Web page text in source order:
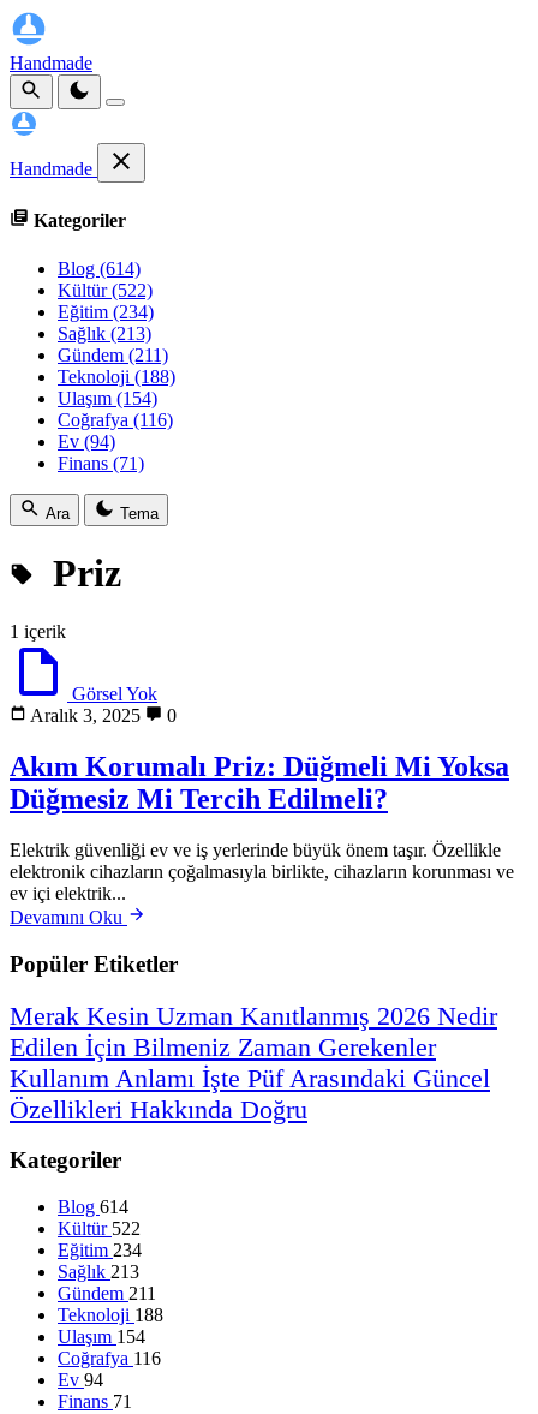
Handmade
Handmade
Kategoriler
Blog (614)
Kültür(522)
Eğitim (234)
Sağlık (213)
Gündem (211)
Teknoloji (188)
Ulaşım (154)
Coğrafya (116)
Ev (94)
Finans (71)
Ara Tema
Priz
1 içerik
Görsel Yok
Aralık 3, 2025
0
Akım Korumalı Priz: Düğmeli Mi Yoksa
Düğmesiz Mi Tercih Edilmeli?
Elektrik güvenliği ev ve iş yerlerinde büyük önem taşır. Özellikle
elektronik cihazların çoğalmasıyla birlikte, cihazların korunması ve
ev içi elektrik...
Devamını Oku
Popüler Etiketler
Merak Kesin Uzman Kanıtlanmış 2026 Nedir
Edilen İçin Bilmeniz Zaman Gerekenler
Kullanım Anlamı İşte Püf Arasındaki Güncel
Özellikleri Hakkında Doğru
Kategoriler
Blog 614
Kültür 522
Eğitim 234
Sağlık 213
Gündem 211
Teknoloji 188
Ulaşım 154
Coğrafya 116
Ev 94
Finans 71